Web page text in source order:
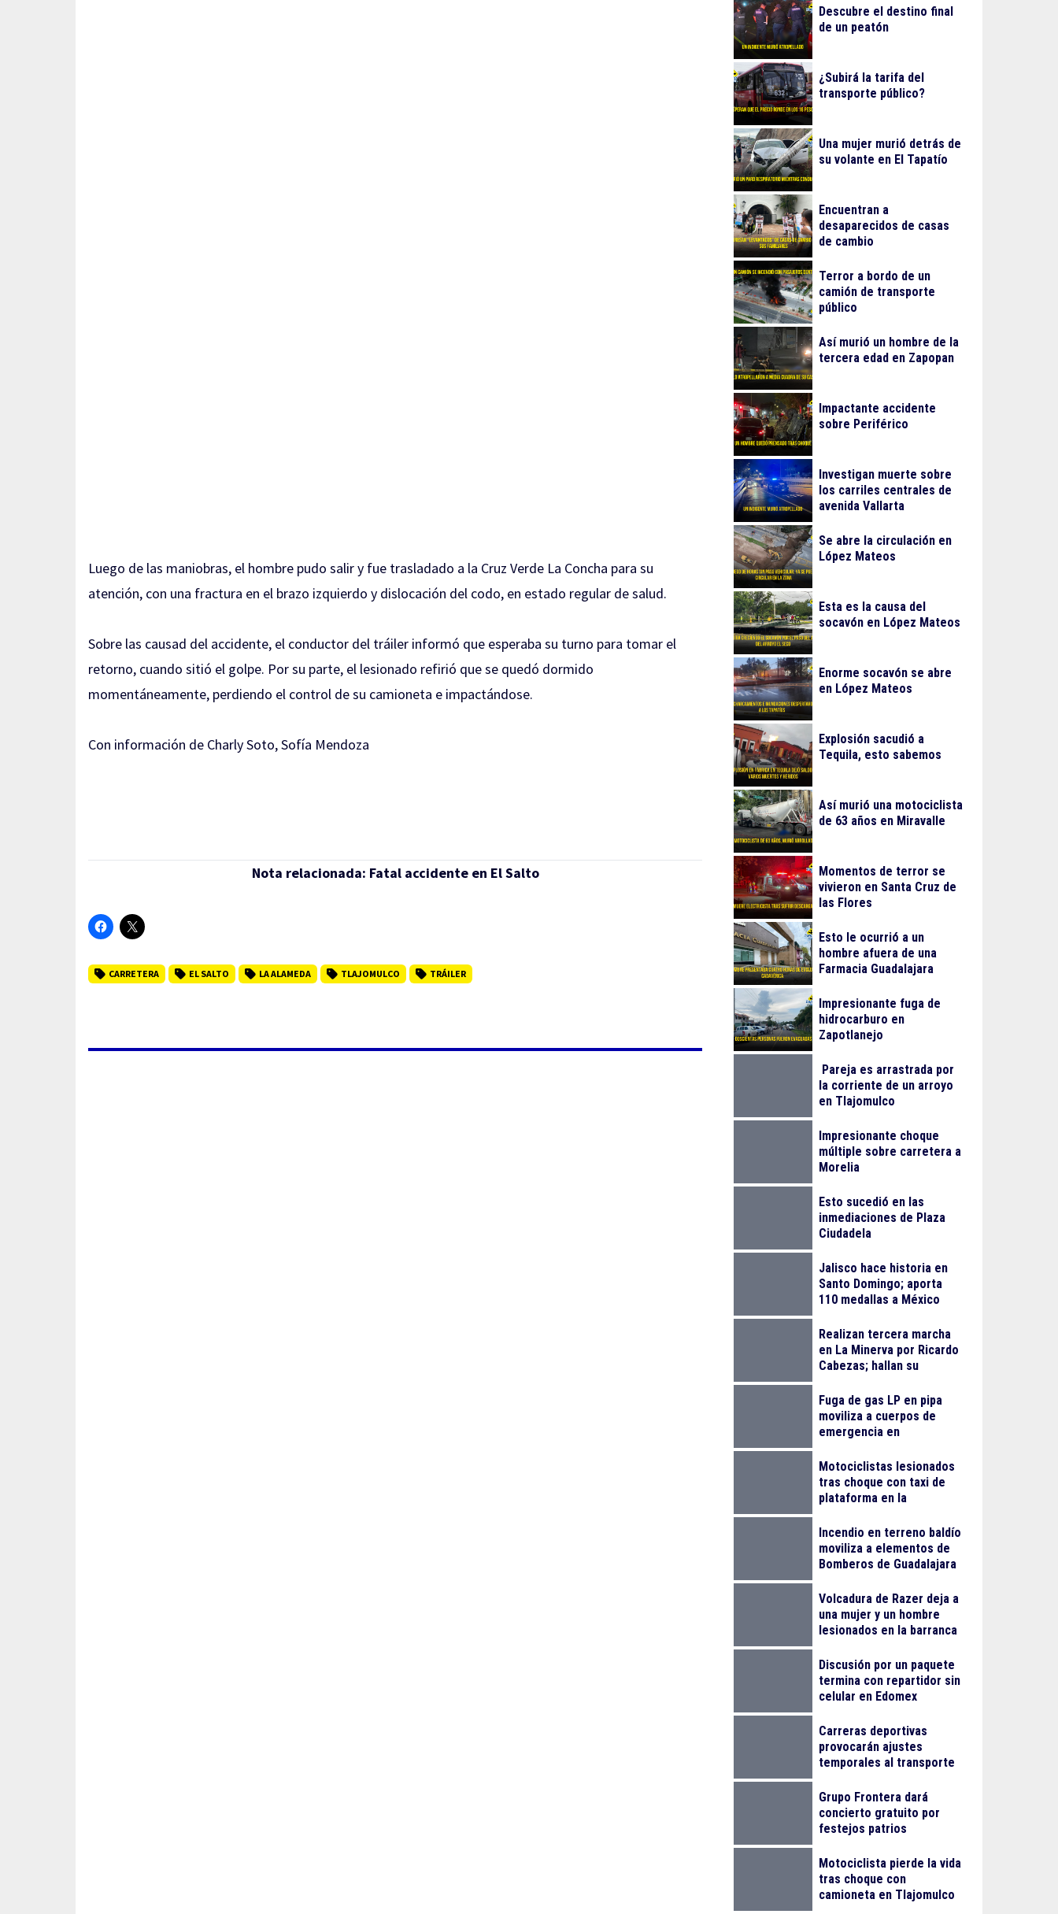
Luego de las maniobras, el hombre pudo salir y fue trasladado a la Cruz Verde La Concha para su
atención, con una fractura en el brazo izquierdo y dislocación del codo, en estado regular de salud.
Sobre las causad del accidente, el conductor del tráiler informó que esperaba su turno para tomar el
retorno, cuando sitió el golpe. Por su parte, el lesionado refirió que se quedó dormido
momentáneamente, perdiendo el control de su camioneta e impactándose.
Con información de Charly Soto, Sofía Mendoza
Nota relacionada: Fatal accidente en El Salto
CARRETERA EL SALTO LA ALAMEDA TLAJOMULCO TRÁILER
Descubre el destino final
de un peatón
¿Subirá la tarifa del
transporte público?
Una mujer murió detrás de
su volante en El Tapatío
Encuentran a
desaparecidos de casas
de cambio
Terror a bordo de un
camión de transporte
público
Así murió un hombre de la
tercera edad en Zapopan
Impactante accidente
sobre Periférico
Investigan muerte sobre
los carriles centrales de
avenida Vallarta
Se abre la circulación en
López Mateos
Esta es la causa del
socavón en López Mateos
Enorme socavón se abre
en López Mateos
Explosión sacudió a
Tequila, esto sabemos
Así murió una motociclista
de 63 años en Miravalle
Momentos de terror se
vivieron en Santa Cruz de
las Flores
Esto le ocurrió a un
hombre afuera de una
Farmacia Guadalajara
Impresionante fuga de
hidrocarburo en
Zapotlanejo
Pareja es arrastrada por
la corriente de un arroyo
en Tlajomulco
Impresionante choque
múltiple sobre carretera a
Morelia
Esto sucedió en las
inmediaciones de Plaza
Ciudadela
Jalisco hace historia en
Santo Domingo; aporta
110 medallas a México
Realizan tercera marcha
en La Minerva por Ricardo
Cabezas; hallan su
Fuga de gas LP en pipa
moviliza a cuerpos de
emergencia en
Motociclistas lesionados
tras choque con taxi de
plataforma en la
Incendio en terreno baldío
moviliza a elementos de
Bomberos de Guadalajara
Volcadura de Razer deja a
una mujer y un hombre
lesionados en la barranca
Discusión por un paquete
termina con repartidor sin
celular en Edomex
Carreras deportivas
provocarán ajustes
temporales al transporte
Grupo Frontera dará
concierto gratuito por
festejos patrios
Motociclista pierde la vida
tras choque con
camioneta en Tlajomulco